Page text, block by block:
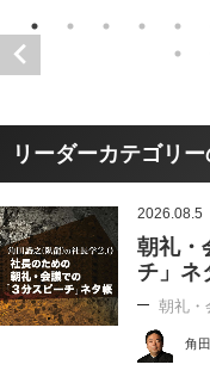
リーダーカテゴリ
2026.08.5
朝礼・
チ」ネ
朝礼・
角